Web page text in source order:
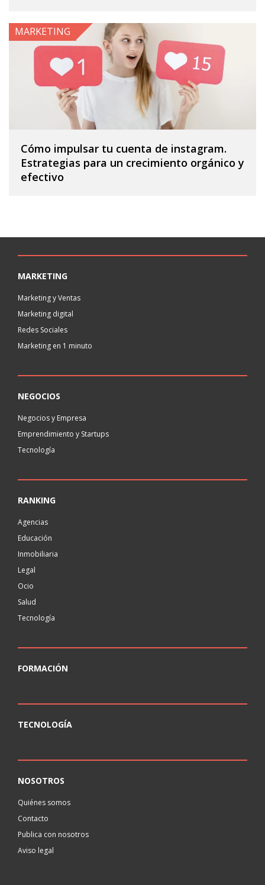
Cómo impulsar tu cuenta de instagram.
Estrategias para un crecimiento orgánico y
efectivo
MARKETING
MARKETING
Marketing y Ventas
Marketing digital
Redes Sociales
Marketing en 1 minuto
NEGOCIOS
Negocios y Empresa
Emprendimiento y Startups
Tecnología
RANKING
Agencias
Educación
Inmobiliaria
Legal
Ocio
Salud
Tecnología
FORMACIÓN
TECNOLOGÍA
NOSOTROS
Quiénes somos
Contacto
Publica con nosotros
Aviso legal